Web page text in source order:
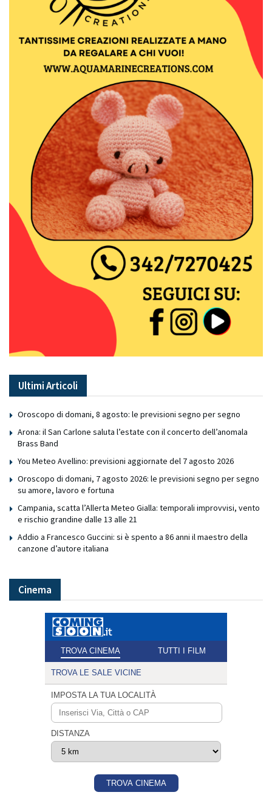
Ultimi Articoli
Oroscopo di domani, 8 agosto: le previsioni segno per segno
Arona: il San Carlone saluta l’estate con il concerto dell’anomala
Brass Band
You Meteo Avellino: previsioni aggiornate del 7 agosto 2026
Oroscopo di domani, 7 agosto 2026: le previsioni segno per segno
su amore, lavoro e fortuna
Campania, scatta l’Allerta Meteo Gialla: temporali improvvisi, vento
e rischio grandine dalle 13 alle 21
Addio a Francesco Guccini: si è spento a 86 anni il maestro della
canzone d’autore italiana
Cinema